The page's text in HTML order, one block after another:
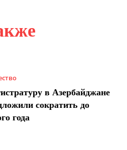
в Азербайджане
сократить до
года